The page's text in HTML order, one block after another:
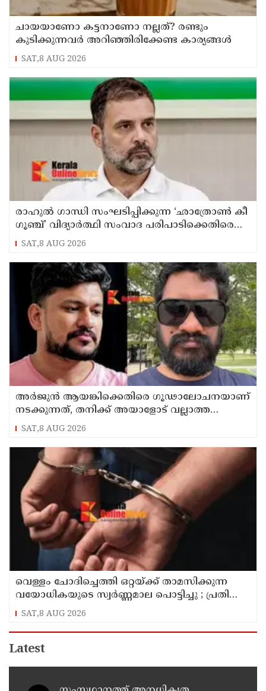
ചായയാണോ കട്ടനാണോ നല്ലത്? രണ്ടും
കുടിക്കുന്നവർ അറിഞ്ഞിരിക്കേണ്ട കാര്യങ്ങൾ
SAT,8 AUG 2026
രാഹുൽ ഗാന്ധി സംഘടിപ്പിക്കുന്ന ‘ഛാത്രോൺ കീ
ഗൂഞ്ച്’ വിദ്യാർത്ഥി സംവാദ പരിപാടിക്കെതിരെ
രൂക്ഷവിമർശനവുമായി ബിജെപി
SAT,8 AUG 2026
അർജുൻ ആയങ്കിക്കെതിരെ ഗൂഢാലോചനയാണ്
നടക്കുന്നത്, തനിക്ക് അയാളോട് വല്ലാത്ത
സ്നേഹം തോന്നുന്നു ; സംവിധായകൻ
SAT,8 AUG 2026
വെള്ളം ചോദിച്ചെത്തി ഒറ്റയ്ക്ക് താമസിക്കുന്ന
വയോധികയുടെ സ്വർണ്ണമാല പൊട്ടിച്ചു ; പ്രതി
പിടിയിൽ
SAT,8 AUG 2026
Latest